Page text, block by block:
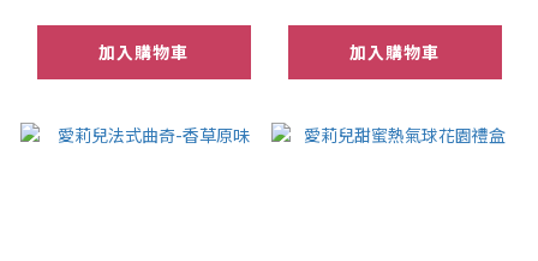
加入購物車 加入購物車